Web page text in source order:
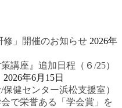
修」開催のお知らせ 2026年
講座』追加日程（６/25）
2026年6月15日
健センター浜松支援室）
で栄誉ある「学会賞」を